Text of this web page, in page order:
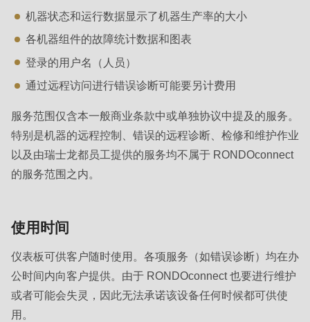
Deprecated
function:
mb_substr():
null
to
parameter
#1
($string)
string
is
deprecated
in
机器状态和运行数据显示了机器生产率的大小
各机器组件的故障统计数据和图表
登录的用户名（人员）
通过远程访问进行错误诊断可能要另计费用
服务范围仅含本一般商业条款中或单独协议中提及的服务。
特别是机器的远程控制、错误的远程诊断、检修和维护作业
以及由瑞士龙都员工提供的服务均不属于 RONDOconnect
的服务范围之内。
使用时间
仪表板可供客户随时使用。各项服务（如错误诊断）均在办
公时间内向客户提供。由于 RONDOconnect 也要进行维护
或者可能会失灵，因此无法承诺该设备任何时候都可供使
用。